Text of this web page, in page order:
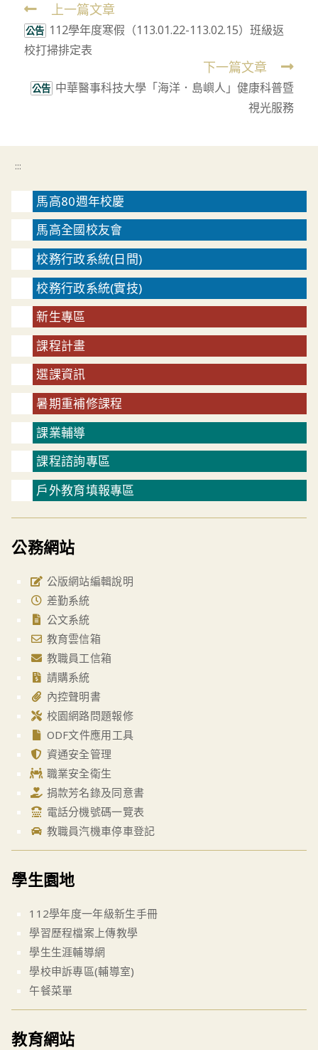
Read
more
articles
上一篇文章
公告 112學年度寒假（113.01.22-113.02.15）班級返
校打掃排定表
下一篇文章
公告 中華醫事科技大學「海洋．島嶼人」健康科普暨
視光服務
:::
馬高80週年校慶
馬高全國校友會
校務行政系統(日間)
校務行政系統(實技)
新生專區
課程計畫
選課資訊
暑期重補修課程
課業輔導
課程諮詢專區
戶外教育填報專區
公務網站
公版網站編輯說明
差勤系統
公文系統
教育雲信箱
教職員工信箱
請購系統
內控聲明書
校園網路問題報修
ODF文件應用工具
資通安全管理
職業安全衛生
捐款芳名錄及同意書
電話分機號碼一覽表
教職員汽機車停車登記
學生園地
112學年度一年級新生手冊
學習歷程檔案上傳教學
學生生涯輔導網
學校申訴專區(輔導室)
午餐菜單
教育網站